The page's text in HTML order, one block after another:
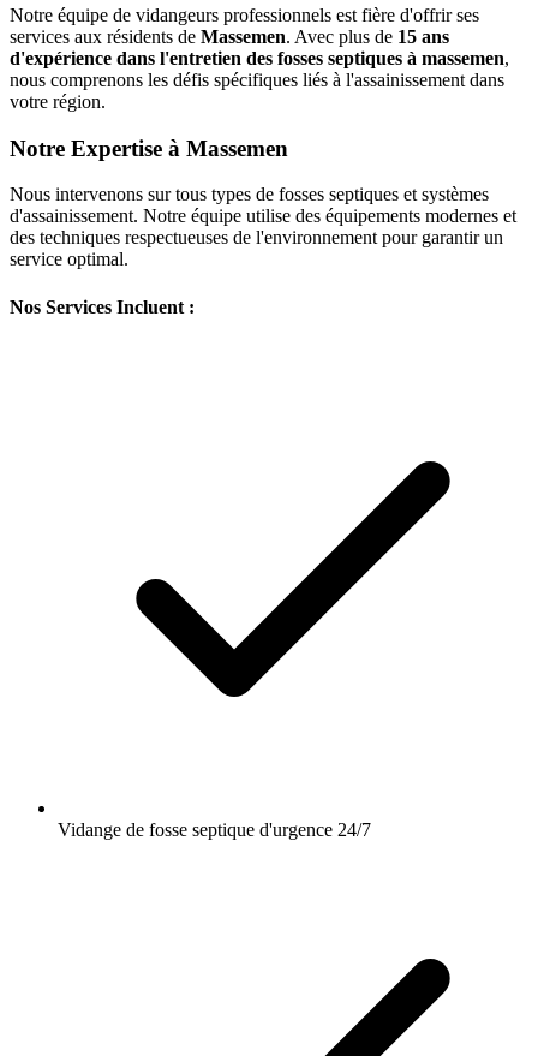
Notre équipe de vidangeurs professionnels est fière d'offrir ses
services aux résidents de Massemen. Avec plus de 15 ans
d'expérience dans l'entretien des fosses septiques à massemen,
nous comprenons les défis spécifiques liés à l'assainissement dans
votre région.
Notre Expertise à Massemen
Nous intervenons sur tous types de fosses septiques et systèmes
d'assainissement. Notre équipe utilise des équipements modernes et
des techniques respectueuses de l'environnement pour garantir un
service optimal.
Nos Services Incluent :
Vidange de fosse septique d'urgence 24/7